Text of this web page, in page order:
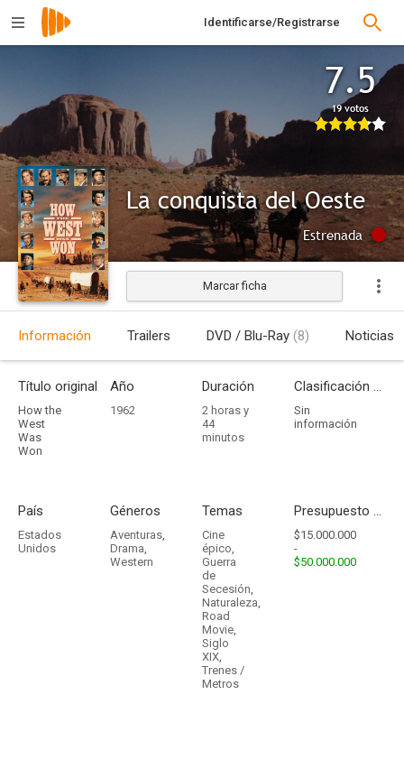
Identificarse/Registrarse
7.5
19 votos
La conquista del Oeste
Estrenada
Marcar ficha
Información Trailers DVD / Blu-Ray (8) Noticias
Título original
How the
West
Was
Won
Año
1962
Duración
2 horas y
44
minutos
Clasificación por edades
Sin
información
País
Estados
Unidos
Géneros
Aventuras,
Drama,
Western
Temas
Cine
épico,
Guerra
de
Secesión,
Naturaleza,
Road
Movie,
Siglo
XIX,
Trenes /
Metros
Presupuesto - Ingresos
$15.000.000
-
$50.000.000